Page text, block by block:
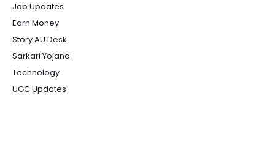
Job Updates
Earn Money
Story AU Desk
Sarkari Yojana
Technology
UGC Updates